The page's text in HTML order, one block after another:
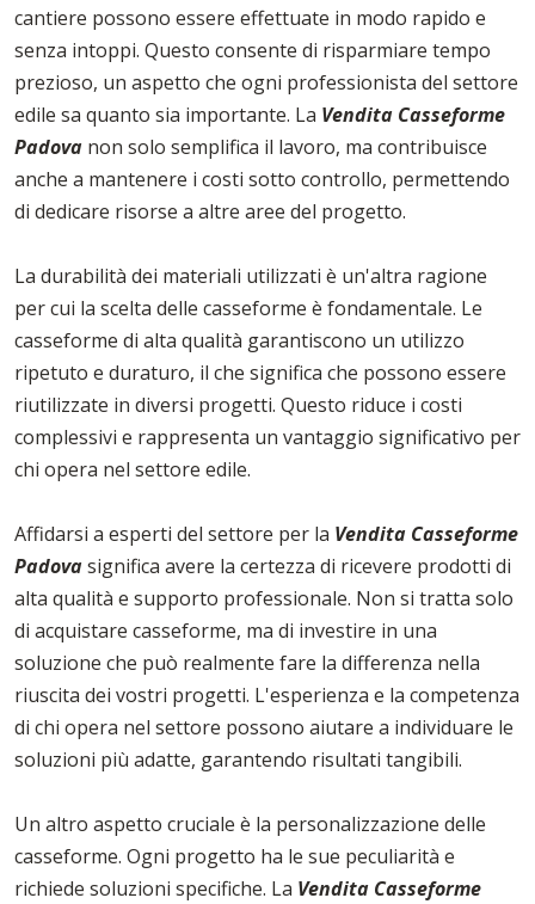
cantiere possono essere effettuate in modo rapido e
senza intoppi. Questo consente di risparmiare tempo
prezioso, un aspetto che ogni professionista del settore
edile sa quanto sia importante. La Vendita Casseforme
Padova non solo semplifica il lavoro, ma contribuisce
anche a mantenere i costi sotto controllo, permettendo
di dedicare risorse a altre aree del progetto.
La durabilità dei materiali utilizzati è un'altra ragione
per cui la scelta delle casseforme è fondamentale. Le
casseforme di alta qualità garantiscono un utilizzo
ripetuto e duraturo, il che significa che possono essere
riutilizzate in diversi progetti. Questo riduce i costi
complessivi e rappresenta un vantaggio significativo per
chi opera nel settore edile.
Affidarsi a esperti del settore per la Vendita Casseforme
Padovasignifica avere la certezza di ricevere prodotti di
alta qualità e supporto professionale. Non si tratta solo
di acquistare casseforme, ma di investire in una
soluzione che può realmente fare la differenza nella
riuscita dei vostri progetti. L'esperienza e la competenza
di chi opera nel settore possono aiutare a individuare le
soluzioni più adatte, garantendo risultati tangibili.
Un altro aspetto cruciale è la personalizzazione delle
casseforme. Ogni progetto ha le sue peculiarità e
richiede soluzioni specifiche. La Vendita Casseforme